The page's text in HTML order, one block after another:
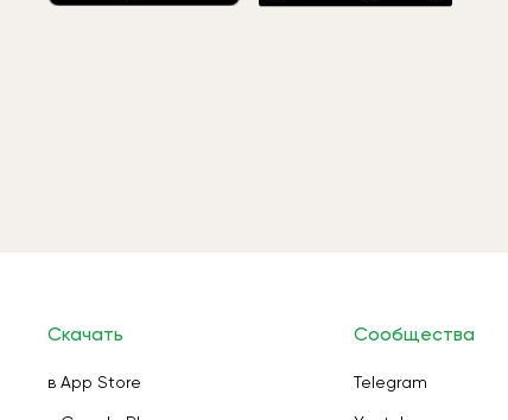
Скачать
в App Store
Сообщества
Telegram